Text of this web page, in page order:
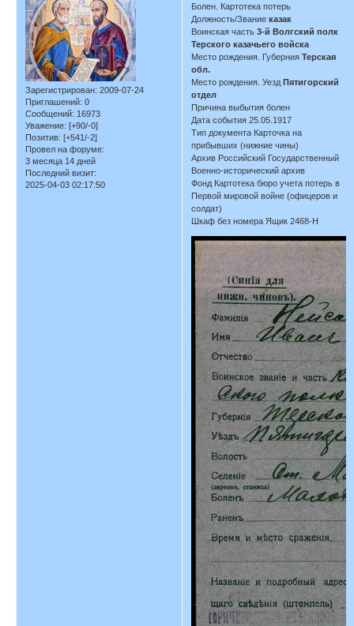
Зарегистрирован: 2009-07-24
Приглашений: 0
Сообщений: 16973
Уважение: [+90/-0]
Позитив: [+541/-2]
Провел на форуме:
3 месяца 14 дней
Последний визит:
2025-04-03 02:17:50
Болен. Картотека потерь
Должность/Званиеказак
Воинская часть3-й Волгский полк
Терского казачьего войска
Место рождения. ГубернияТерская
обл.
Место рождения. Уезд Пятигорский
отдел
Причина выбытия болен
Дата события 25.05.1917
Тип документа Карточка на
прибывших (нижние чины)
Архив Российский Государственный
Военно-исторический архив
Фонд Картотека бюро учета потерь в
Первой мировой войне (офицеров и
солдат)
Шкаф без номера Ящик 2468-Н